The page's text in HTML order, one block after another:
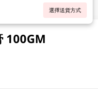
選擇送貨方式
100GM